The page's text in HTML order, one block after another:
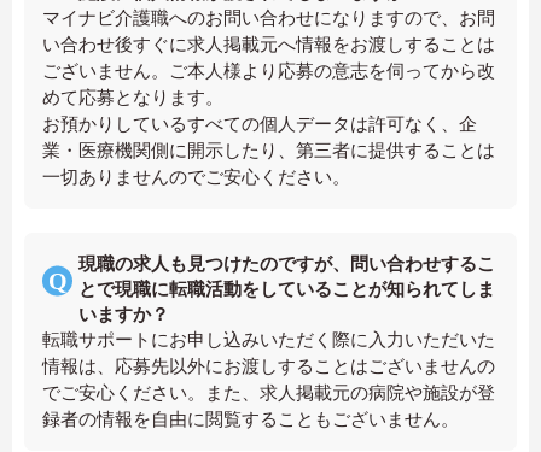
マイナビ介護職へのお問い合わせになりますので、お問
い合わせ後すぐに求人掲載元へ情報をお渡しすることは
ございません。ご本人様より応募の意志を伺ってから改
めて応募となります。
お預かりしているすべての個人データは許可なく、企
業・医療機関側に開示したり、第三者に提供することは
一切ありませんのでご安心ください。
現職の求人も見つけたのですが、問い合わせするこ
とで現職に転職活動をしていることが知られてしま
いますか？
転職サポートにお申し込みいただく際に入力いただいた
情報は、応募先以外にお渡しすることはございませんの
でご安心ください。また、求人掲載元の病院や施設が登
録者の情報を自由に閲覧することもございません。